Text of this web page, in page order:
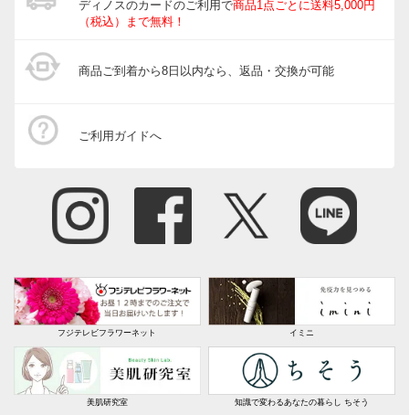
ディノスのカードのご利用で商品1点ごとに送料5,000円
（税込）まで無料！
商品ご到着から8日以内なら、返品・交換が可能
ご利用ガイドへ
フジテレビフラワーネット イミニ
美肌研究室 知識で変わるあなたの暮らし ちそう